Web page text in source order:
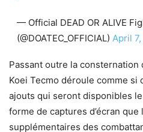
— Official DEAD OR ALIVE
(@DOATEC_OFFICIAL) April
Passant outre la consternation
Koei Tecmo déroule comme si
ajouts qui seront disponibles le
forme de captures d’écran que
supplémentaires des